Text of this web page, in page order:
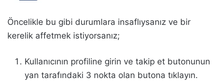
Öncelikle bu gibi durumlara insaflıysanız ve bir
kerelik affetmek istiyorsanız;
Kullanıcının profiline girin ve takip et butonunun
yan tarafındaki 3 nokta olan butona tıklayın.